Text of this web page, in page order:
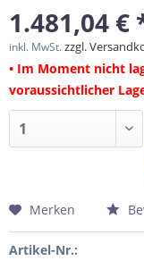
1.481,04 €
inkl. MwSt.zzgl.
• Im Moment nicht
voraussichtlicher
Merken
Artikel-Nr.: